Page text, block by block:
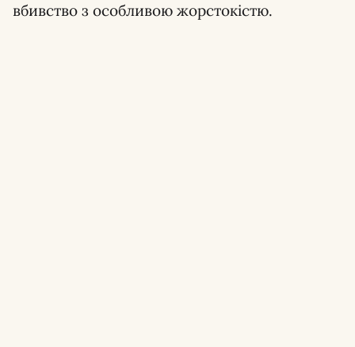
вбивство з особливою жорстокістю.